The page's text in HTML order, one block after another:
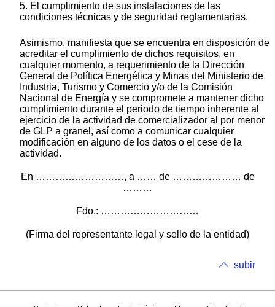
5. El cumplimiento de sus instalaciones de las
condiciones técnicas y de seguridad reglamentarias.
Asimismo, manifiesta que se encuentra en disposición de
acreditar el cumplimiento de dichos requisitos, en
cualquier momento, a requerimiento de la Dirección
General de Política Energética y Minas del Ministerio de
Industria, Turismo y Comercio y/o de la Comisión
Nacional de Energía y se compromete a mantener dicho
cumplimiento durante el periodo de tiempo inherente al
ejercicio de la actividad de comercializador al por menor
de GLP a granel, así como a comunicar cualquier
modificación en alguno de los datos o el cese de la
actividad.
En ………………………, a …… de ………………… de
………
Fdo.: …………………………
(Firma del representante legal y sello de la entidad)
subir